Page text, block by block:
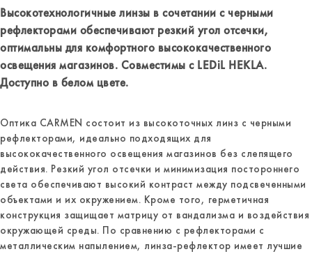
Высокотехнологичные линзы в сочетании с черными
рефлекторами обеспечивают резкий угол отсечки,
оптимальны для комфортного высококачественного
освещения магазинов. Совместимы с LEDiL HEKLA.
Доступно в белом цвете.
Оптика CARMEN состоит из высокоточных линз с черными
рефлекторами, идеально подходящих для
высококачественного освещения магазинов без слепящего
действия. Резкий угол отсечки и минимизация постороннего
света обеспечивают высокий контраст между подсвеченными
объектами и их окружением. Кроме того, герметичная
конструкция защищает матрицу от вандализма и воздействия
окружающей среды. По сравнению с рефлекторами с
металлическим напылением, линза-рефлектор имеет лучшие